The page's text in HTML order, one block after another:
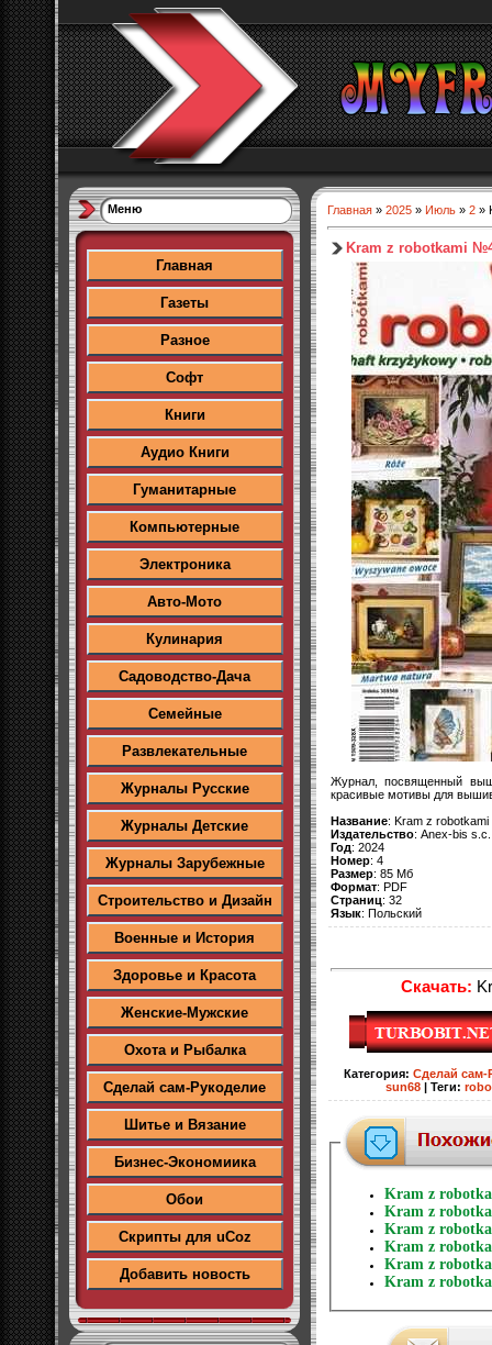
Меню
Главная
Газеты
Разное
Софт
Книги
Аудио Книги
Гуманитарные
Компьютерные
Электроника
Авто-Мото
Кулинария
Садоводство-Дача
Семейные
Развлекательные
Журналы Русские
Журналы Детские
Журналы Зарубежные
Строительство и Дизайн
Военные и История
Здоровье и Красота
Женские-Мужские
Охота и Рыбалка
Сделай сам-Рукоделие
Шитье и Вязание
Бизнес-Экономиика
Обои
Скрипты для uCoz
Добавить новость
Главная » 2025 » Июль » 2 »
Kram z robotkami
Журнал, посвященный
красивые мотивы для
Название: Kram z robotkami
Издательство: Anex-bis s.c.
Год: 2024
Номер: 4
Размер: 85 Мб
Формат: PDF
Страниц: 32
Язык: Польский
Скачать:
Категория: Сделай сам-
sun68
Теги:
Kram z
Kram z
Kram z
Kram z
Kram z
Kram z